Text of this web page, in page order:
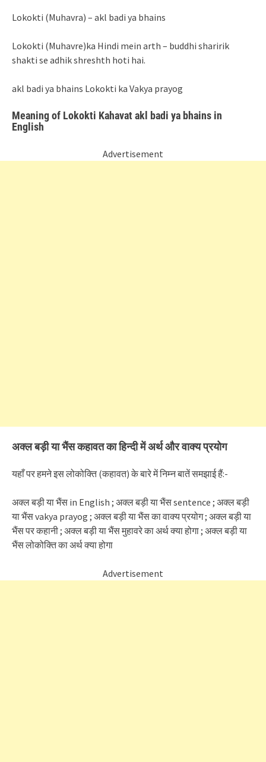
Lokokti (Muhavra) – akl badi ya bhains
Lokokti (Muhavre)ka Hindi mein arth – buddhi sharirik
shakti se adhik shreshth hoti hai.
akl badi ya bhains Lokokti ka Vakya prayog
Meaning of Lokokti Kahavat akl badi ya bhains in
English
Advertisement
अक्ल बड़ी या भैंस कहावत का हिन्दी में अर्थ और वाक्य प्रयोग
यहाँ पर हमने इस लोकोक्ति (कहावत) के बारे में निम्न बातें समझाई हैं:-
अक्ल बड़ी या भैंस in English ; अक्ल बड़ी या भैंस sentence ; अक्ल बड़ी
या भैंस vakya prayog ; अक्ल बड़ी या भैंस का वाक्य प्रयोग ; अक्ल बड़ी या
भैंस पर कहानी ; अक्ल बड़ी या भैंस मुहावरे का अर्थ क्या होगा ; अक्ल बड़ी या
भैंस लोकोक्ति का अर्थ क्या होगा
Advertisement